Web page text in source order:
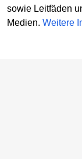
sowie Leitfäden
Medien. Weitere